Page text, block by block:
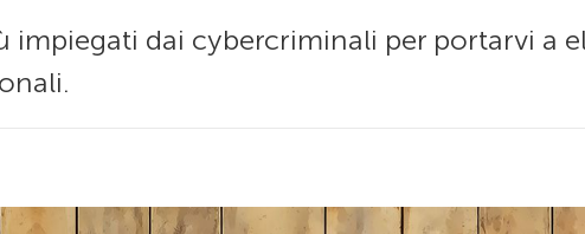
impiegati dai cybercriminali per portarvi a